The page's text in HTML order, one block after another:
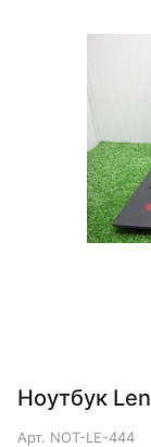
Ноутбук
Арт. NOT-LE-444